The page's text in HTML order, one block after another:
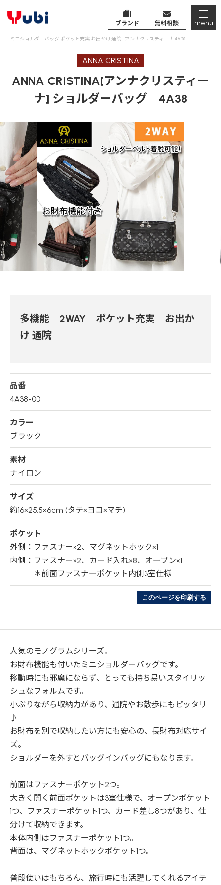
ブランド 無料相談 menu
ミニショルダーバッグ ポケット充実 お出かけ 通院 | アンナクリスティーナ 4A38
ANNA CRISTINA
ANNA CRISTINA[アンナクリスティー
ナ] ショルダーバッグ 4A38
多機能 2WAY ポケット充実 お出か
け 通院
品番
4A38-00
カラー
ブラック
素材
ナイロン
サイズ
約16×25.5×6cm (タテ×ヨコ×マチ)
ポケット
外側：ファスナー×2、マグネットホック×1
内側：ファスナー×2、カード入れ×8、オープン×1
＊前面ファスナーポケット内側3室仕様
このページを印刷する
人気のモノグラムシリーズ。
お財布機能も付いたミニショルダーバッグです。
移動時にも邪魔にならず、とっても持ち易いスタイリッ
シュなフォルムです。
小ぶりながら収納力があり、通院やお散歩にもピッタリ
♪
お財布を別で収納したい方にも安心の、長財布対応サイ
ズ。
ショルダーを外すとバッグインバッグにもなります。
前面はファスナーポケット2つ。
大きく開く前面ポケットは3室仕様で、オープンポケット
1つ、ファスナーポケット1つ、カード差し8つがあり、仕
分けて収納できます。
本体内側はファスナーポケット1つ。
背面は、マグネットホックポケット1つ。
普段使いはもちろん、旅行時にも活躍してくれるアイテ